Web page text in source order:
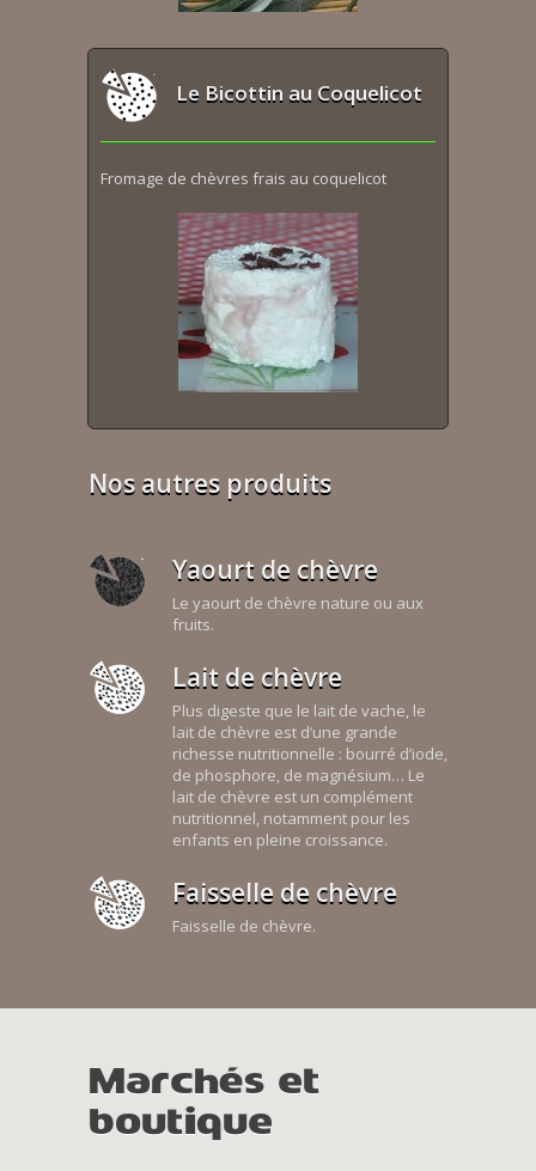
Le Bicottin au Coquelicot
Fromage de chèvres frais au coquelicot
Nos autres produits
Yaourt de chèvre
Le yaourt de chèvre nature ou aux
fruits.
Lait de chèvre
Plus digeste que le lait de vache, le
lait de chèvre est d’une grande
richesse nutritionnelle : bourré d’iode,
de phosphore, de magnésium… Le
lait de chèvre est un complément
nutritionnel, notamment pour les
enfants en pleine croissance.
Faisselle de chèvre
Faisselle de chèvre.
Marchés et
boutique